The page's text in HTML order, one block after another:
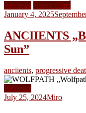
Reviews Video Clips
January 4, 2025
ANCIIENTS
Sun”
anciients, progressive
Reviews
July 25, 2024Miro